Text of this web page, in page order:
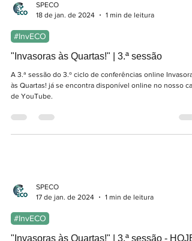
18 de jan. de 2024
#InvECO
"Invasoras às Quartas!" | 3.ª sessão
A 3.ª sessão do 3.º ciclo de conferências online Invasoras
de YouTube.
17 de jan. de 2024